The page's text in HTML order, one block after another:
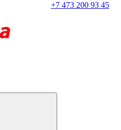
+7 473 200 93 45